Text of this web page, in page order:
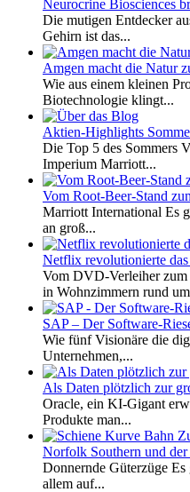
Neurocrine Biosciences
Die mutigen Entdecker
Gehirn ist das...
Amgen macht die Natur
Wie aus einem kleinen
Biotechnologie klingt...
Aktien-Highlights
Die Top 5 des Sommers
Imperium Marriott...
Vom Root-Beer-Stand
Marriott International Es
an groß...
Netflix revolutionierte das
Vom DVD-Verleiher
in Wohnzimmern rund
SAP – Der Software-
Wie fünf Visionäre die
Unternehmen,...
Als Daten plötzlich zur
Oracle, ein KI-Gigant
Produkte man...
Norfolk Southern und
Donnernde Güterzüge
allem auf...